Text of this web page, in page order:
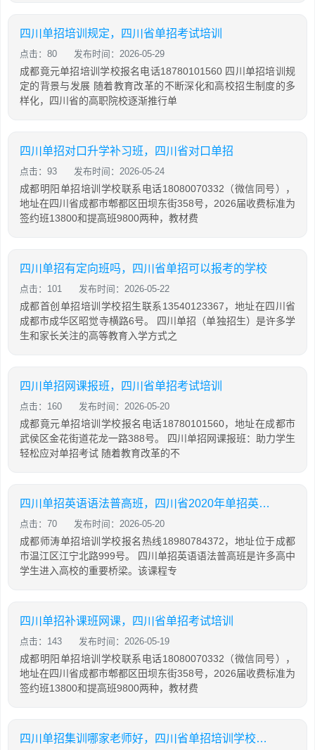
四川单招培训规定，四川省单招考试培训
点击：80 发布时间：2026-05-29
成都竟元单招培训学校报名电话18780101560 四川单招培训规
定的背景与发展 随着教育改革的不断深化和高校招生制度的多
样化，四川省的高职院校逐渐推行单
四川单招对口升学补习班，四川省对口单招
点击：93 发布时间：2026-05-24
成都明阳单招培训学校联系电话18080070332（微信同号），
地址在四川省成都市郫都区田坝东街358号，2026届收费标准为
签约班13800和提高班9800两种，教材费
四川单招有定向班吗，四川省单招可以报考的学校
点击：101 发布时间：2026-05-22
成都首创单招培训学校招生联系13540123367，地址在四川省
成都市成华区昭觉寺横路6号。 四川单招（单独招生）是许多学
生和家长关注的高等教育入学方式之
四川单招网课报班，四川省单招考试培训
点击：160 发布时间：2026-05-20
成都竟元单招培训学校报名电话18780101560，地址在成都市
武侯区金花街道花龙一路388号。 四川单招网课报班：助力学生
轻松应对单招考试 随着教育改革的不
四川单招英语语法普高班，四川省2020年单招英语普高试题及答案
点击：70 发布时间：2026-05-20
成都师涛单招培训学校报名热线18980784372，地址位于成都
市温江区江宁北路999号。 四川单招英语语法普高班是许多高中
学生进入高校的重要桥梁。该课程专
四川单招补课班网课，四川省单招考试培训
点击：143 发布时间：2026-05-19
成都明阳单招培训学校联系电话18080070332（微信同号），
地址在四川省成都市郫都区田坝东街358号，2026届收费标准为
签约班13800和提高班9800两种，教材费
四川单招集训哪家老师好，四川省单招培训学校排名